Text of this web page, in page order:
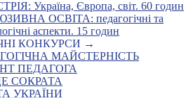
Україна, Європа, світ. 60 годин
ОСВІТА: педагогічні та
аспекти. 15 годин
КОНКУРСИ →
МАЙСТЕРНІСТЬ
ПЕДАГОГА
СОКРАТА
УКРАЇНИ